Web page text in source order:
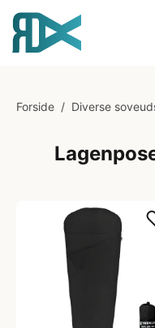
Forside / Diverse